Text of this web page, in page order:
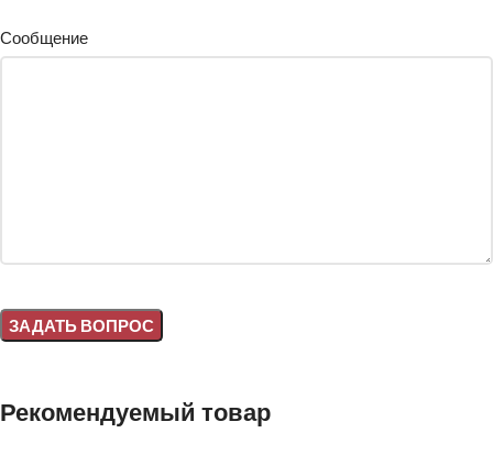
Сообщение
Рекомендуемый товар